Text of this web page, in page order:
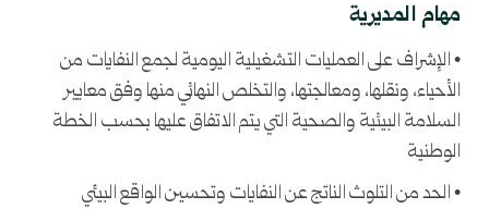
مهام المديرية
• الإشراف على العمليات التشغيلية اليومية لجمع النفايات من
الأحياء، ونقلها، ومعالجتها، والتخلص النهائي منها وفق معايير
السلامة البيئية والصحية التي يتم الاتفاق عليها بحسب الخطة
الوطنية
• الحد من التلوث الناتج عن النفايات وتحسين الواقع البيئي